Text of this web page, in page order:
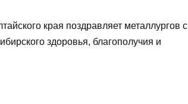
края поздравляет металлургов с
здоровья, благополучия и